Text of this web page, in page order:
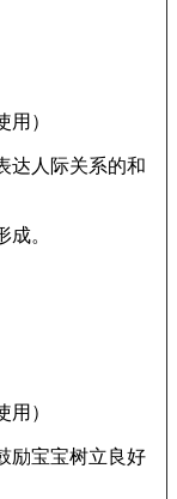
）
达人际关系的和
。
）
励宝宝树立良好